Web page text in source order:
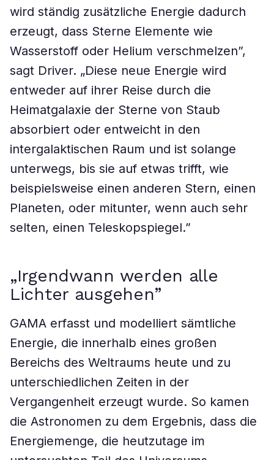
wird ständig zusätzliche Energie dadurch
erzeugt, dass Sterne Elemente wie
Wasserstoff oder Helium verschmelzen”,
sagt Driver. „Diese neue Energie wird
entweder auf ihrer Reise durch die
Heimatgalaxie der Sterne von Staub
absorbiert oder entweicht in den
intergalaktischen Raum und ist solange
unterwegs, bis sie auf etwas trifft, wie
beispielsweise einen anderen Stern, einen
Planeten, oder mitunter, wenn auch sehr
selten, einen Teleskopspiegel.”
„Irgendwann werden alle
Lichter ausgehen”
GAMA erfasst und modelliert sämtliche
Energie, die innerhalb eines großen
Bereichs des Weltraums heute und zu
unterschiedlichen Zeiten in der
Vergangenheit erzeugt wurde. So kamen
die Astronomen zu dem Ergebnis, dass die
Energiemenge, die heutzutage im